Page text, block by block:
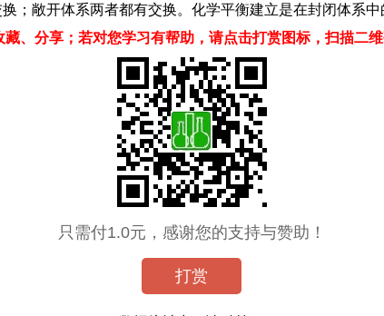
；敞开体系两者都有交换。化学平衡建立是在封闭体系中
、分享；若对您学习有帮助，请点击打赏图标，扫描二维
只需付1.0元，感谢您的支持与赞助！
打赏